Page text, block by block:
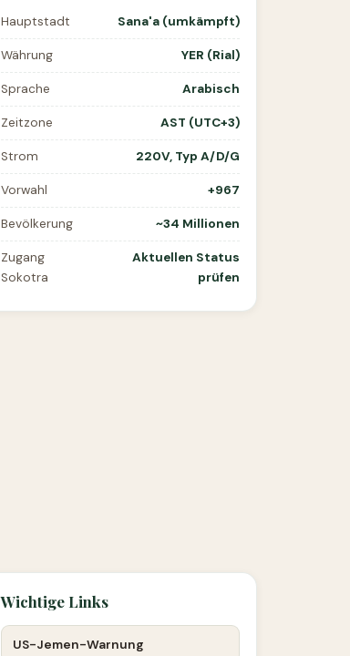
Hauptstadt Sana'a (umkämpft)
Währung YER (Rial)
Sprache Arabisch
Zeitzone AST (UTC+3)
Strom 220V, Typ A/D/G
Vorwahl +967
Bevölkerung ~34 Millionen
Zugang
Sokotra
Aktuellen Status
prüfen
Wichtige Links
US-Jemen-Warnung